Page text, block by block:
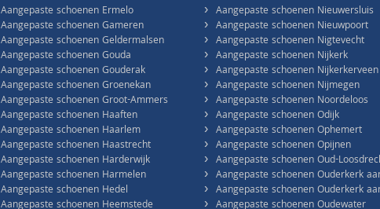
Aangepaste schoenen Ermelo
Aangepaste schoenen Gameren
Aangepaste schoenen Geldermalsen
Aangepaste schoenen Gouda
Aangepaste schoenen Gouderak
Aangepaste schoenen Groenekan
Aangepaste schoenen Groot-Ammers
Aangepaste schoenen Haaften
Aangepaste schoenen Haarlem
Aangepaste schoenen Haastrecht
Aangepaste schoenen Harderwijk
Aangepaste schoenen Harmelen
Aangepaste schoenen Hedel
Aangepaste schoenen Heemstede
› Aangepaste schoenen Nieuwersluis
› Aangepaste schoenen Nieuwpoort
› Aangepaste schoenen Nigtevecht
› Aangepaste schoenen Nijkerk
› Aangepaste schoenen Nijkerkerveen
› Aangepaste schoenen Nijmegen
› Aangepaste schoenen Noordeloos
› Aangepaste schoenen Odijk
› Aangepaste schoenen Ophemert
› Aangepaste schoenen Opijnen
› Aangepaste schoenen Oud-
› Aangepaste schoenen Ouderkerk
› Aangepaste schoenen Ouderkerk
Aangepaste schoenen Oudewater